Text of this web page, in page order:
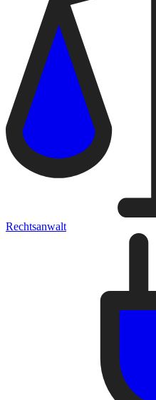
Rechtsanwalt